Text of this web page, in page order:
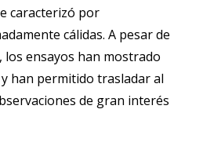
caracterizó por
cálidas. A pesar de
ensayos han mostrado
han permitido trasladar al
de gran interés